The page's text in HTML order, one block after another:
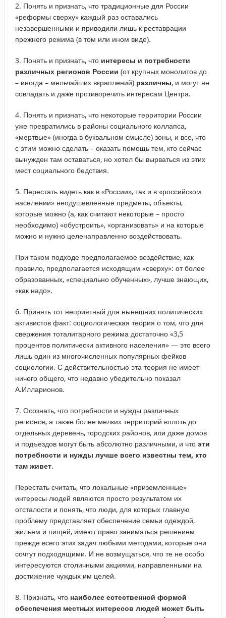
2. Понять и признать, что традиционные для России
«реформы сверху» каждый раз оставались
незавершенными и приводили лишь к реставрации
прежнего режима (в том или ином виде).
3. Понять и признать, что интересы и потребности
различных регионов России (от крупных монолитов до
– иногда – мельчайших вкраплений) различны, и могут не
совпадать и даже противоречить интересам Центра.
4. Понять и признать, что некоторые территории России
уже превратились в районы социального коллапса,
«мертвые» (иногда в буквальном смысле) зоны, и все, что
с этим можно сделать – оказать помощь тем, кто сейчас
вынужден там оставаться, но хотел бы вырваться из этих
мест социального бедствия.
5. Перестать видеть как в «России», так и в «российском
населении» неодушевленные предметы, объекты,
которые можно (а, как считают некоторые – просто
необходимо) «обустроить», «организовать» и на которые
можно и нужно целенаправленно воздействовать.
При таком подходе предполагаемое воздействие, как
правило, предполагается исходящим «сверху»: от более
образованных, «специально обученных», лучше знающих,
«как надо».
6. Принять тот неприятный для нынешних политических
активистов факт: социологическая теория о том, что для
свержения тоталитарного режима достаточно «3,5
процентов политически активного населения» — это всего
лишь один из многочисленных популярных фейков
социологии. С действительностью эта теория не имеет
ничего общего, что недавно убедительно показал
А.Илларионов.
7. Осознать, что потребности и нужды различных
регионов, а также более мелких территорий вплоть до
отдельных деревень, городских районов, или даже домов
и подъездов могут быть абсолютно различными, и что эти
потребности и нужды лучше всего известны тем, кто
там живет.
Перестать считать, что локальные «приземленные»
интересы людей являются просто результатом их
отсталости и понять, что люди, для которых главную
проблему представляет обеспечение семьи одеждой,
жильем и пищей, имеют право заниматься решением
прежде всего этих задач любыми методами, которые они
сочтут подходящими. И не возмущаться, что те не особо
интересуются столичными акциями, направленными на
достижение чуждых им целей.
8. Признать, что наиболее естественной формой
обеспечения местных интересов людей может быть